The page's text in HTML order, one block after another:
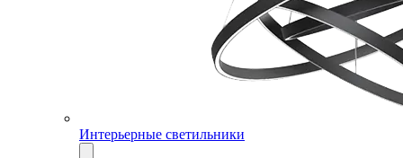
Интерьерные светильники